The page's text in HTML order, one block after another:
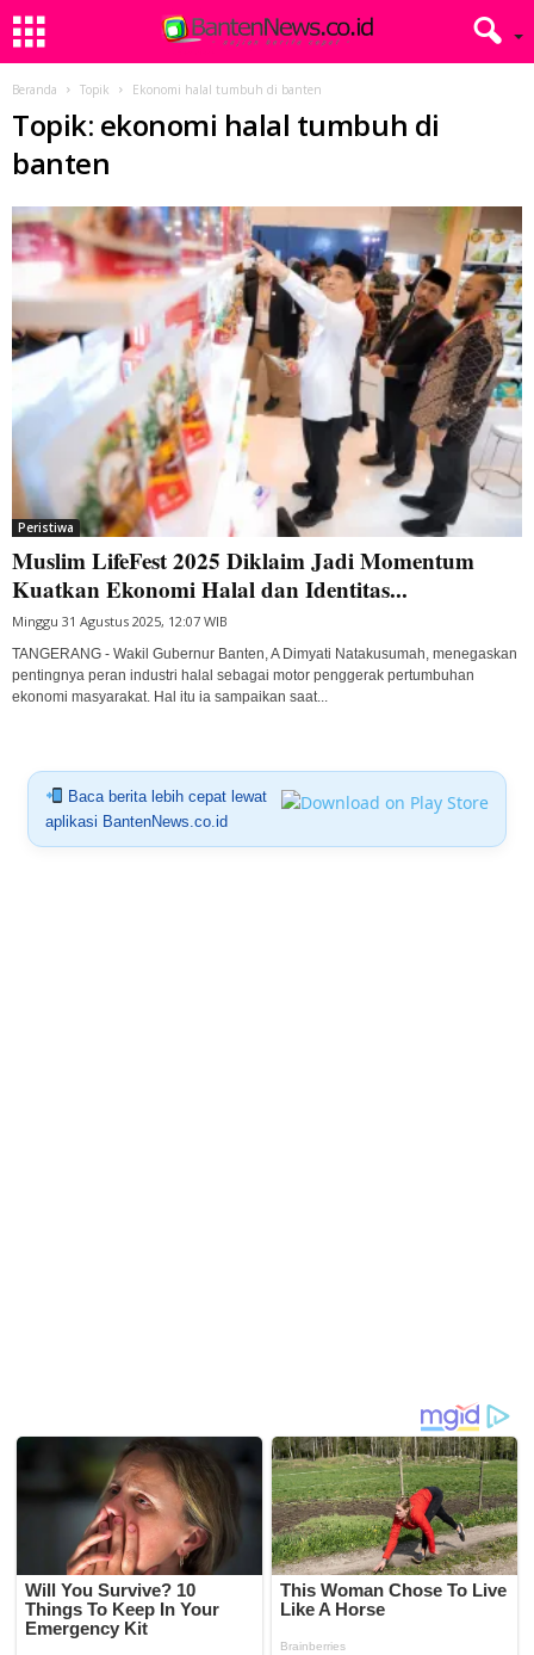
Beranda Topik Ekonomi halal tumbuh di banten
Topik: ekonomi halal tumbuh di
banten
Peristiwa
Muslim LifeFest 2025 Diklaim Jadi Momentum
Kuatkan Ekonomi Halal dan Identitas...
Minggu 31 Agustus 2025, 12:07 WIB
TANGERANG - Wakil Gubernur Banten, A Dimyati Natakusumah, menegaskan
pentingnya peran industri halal sebagai motor penggerak pertumbuhan
ekonomi masyarakat. Hal itu ia sampaikan saat...
Baca berita lebih cepat lewat
aplikasi BantenNews.co.id